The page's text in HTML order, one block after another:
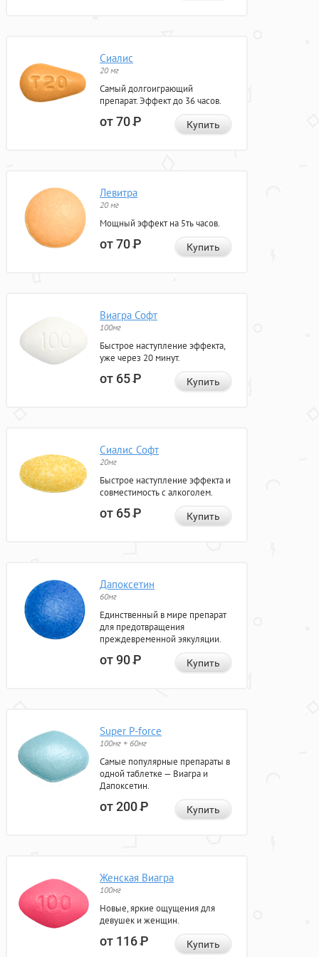
Сиалис
20 мг
Самый долгоиграющий
препарат. Эффект до 36 часов.
от 70Р Купить
Левитра
20 мг
Мощный эффект на 5ть часов.
от 70Р Купить
Виагра Софт
100мг
Быстрое наступление эффекта,
уже через 20 минут.
от 65Р Купить
Сиалис Софт
20мг
Быстрое наступление эффекта и
совместимость с алкоголем.
от 65Р Купить
Дапоксетин
60мг
Единственный в мире препарат
для предотвращения
преждевременной эякуляции.
от 90Р Купить
Super P-force
100мг + 60мг
Самые популярные препараты в
одной таблетке — Виагра и
Дапоксетин.
от 200Р Купить
Женская Виагра
100мг
Новые, яркие ощущения для
девушек и женщин.
от 116Р Купить